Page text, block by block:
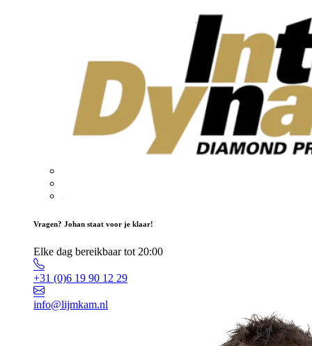
Vragen? Johan staat voor je klaar!
Elke dag bereikbaar tot 20:00
+31 (0)6 19 90 12 29
info@lijmkam.nl